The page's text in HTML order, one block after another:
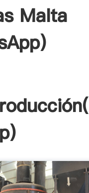
Malta
)
)